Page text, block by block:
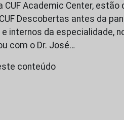
Academic Center, estão
Descobertas antes da
internos da especialidade,
com o Dr. José…
conteúdo